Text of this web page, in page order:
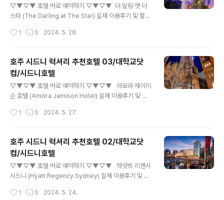
를 즐겨보세요! 시드니 오페라 하우스에서 단 830m 거리
에 있는 Capella Sydney은(는) 다양한 명소와 유명 관광
의 우수한 ..
▽▼▽▼ 호텔 바로 예약하기 ▽▼▽▼ 더 달링 앳 더
스타 (The Darling at The Star) 실제 이용후기 및 할인
e Star)의 실제 투숙객 이용후기 및 할인 특가를 확인하세
om 더 달링 앳 더 스타 (The Darling at The Star) 8
0 Pyrmont Street, Pyrmont, 달링 하버, 시드니, 호주
더 달링 앳 더 스타은(는) 시드니의 풍경과 생동감을 느끼
고 싶은 여행객에게 완벽한 선택입니다. 숙소가 도심의 편
리한 위치에 있어 시드니의 필수 명소를 방문하는 데 더 많
니 오..
1 0 2024. 5. 28.
호주 시드니 럭셔리 추천호텔 03/대학교닷
컴/시드니호텔
▽▼▽▼ 호텔 바로 예약하기 ▽▼▽▼ 아모라 제이미
슨 호텔 (Amora Jamison Hotel) 실제 이용후기 및 할
on Hotel)의 실제 투숙객 이용후기 및 할인 특가를 확인하
com 아모라 제이미슨 호텔 (Amora Jamison Hotel) 1
1 Jamison Street, 시드니 CBD, 시드니, 호주 아모라 제
이미슨 호텔 에 머무는 동안 최고의 편안함을 누려보세
요. 도시 중심에 위치하고 있어 시드니의 모든 매력을 둘러
보기 편리합니다. 다양함으로 더 알차고 즐거운 시간을 보
우스에서 단 1.1km 거리에 있어 다양한..
1 0 2024. 5. 27.
호주 시드니 럭셔리 추천호텔 02/대학교닷
컴/시드니호텔
▽▼▽▼ 호텔 바로 예약하기 ▽▼▽▼ 하얏트 리젠시
시드니 (Hyatt Regency Sydney) 실제 이용후기 및 할
cy Sydney)의 실제 투숙객 이용후기 및 할인 특가를 확
1 0 2024. 5. 24.